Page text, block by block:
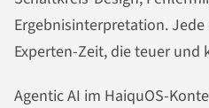
Ergebnisinterpretation.
Experten-Zeit, die teuer und
Agentic AI im HaiquOS-